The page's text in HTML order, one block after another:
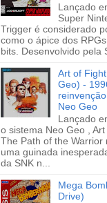
Lançado
Super
Trigger é considerado
como o ápice dos
bits. Desenvolvido pela
Art of
Geo) -
Neo Geo
Lançado
o sistema Neo Geo ,
The Path of the Warrior
uma guinada
da SNK n...
Mega
Drive)